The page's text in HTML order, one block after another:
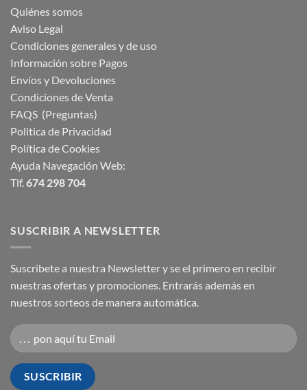
Quiénes somos
Aviso Legal
Condiciones generales y de uso
Información sobre Pagos
Envíos y Devoluciones
Condiciones de Venta
FAQS (Preguntas)
Politica de Privacidad
Política de Cookies
Ayuda Navegación Web:
Tlf.674 298 704
SUSCRIBIR A NEWSLETTER
Suscribete a nuestra Newsletter y se el primero en recibir
nuestras ofertas y promociones. Entrarás además en
nuestros sorteos de manera automática.